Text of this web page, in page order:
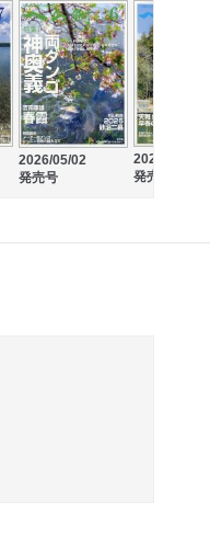
2026/05/02
発売号
2026/04/03
発売号